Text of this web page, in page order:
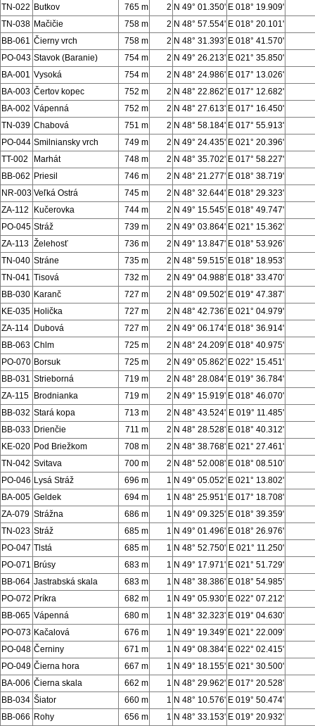
TN-022 Butkov 765 m 2 N 49° 01.350' E 018° 19.909'
TN-038 Mačičie 758 m 2 N 48° 57.554' E 018° 20.101'
BB-061 Čierny vrch 758 m 2 N 48° 31.393' E 018° 41.570'
PO-043 Stavok (Baranie) 754 m 2 N 49° 26.213' E 021° 35.850'
BA-001 Vysoká 754 m 2 N 48° 24.986' E 017° 13.026'
BA-003 Čertov kopec 752 m 2 N 48° 22.862' E 017° 12.682'
BA-002 Vápenná 752 m 2 N 48° 27.613' E 017° 16.450'
TN-039 Chabová 751 m 2 N 48° 58.184' E 017° 55.913'
PO-044 Smilniansky vrch 749 m 2 N 49° 24.435' E 021° 20.396'
TT-002
Marhát 748 m 2 N 48° 35.702' E 017° 58.227'
BB-062 Priesil 746 m 2 N 48° 21.277' E 018° 38.719'
NR-003 Veľká Ostrá 745 m 2 N 48° 32.644' E 018° 29.323'
ZA-112
Kučerovka 744 m 2 N 49° 15.545' E 018° 49.747'
PO-045 Stráž 739 m 2 N 49° 03.864' E 021° 15.362'
ZA-113 Želehosť 736 m 2 N 49° 13.847' E 018° 53.926'
TN-040 Stráne 735 m 2 N 48° 59.515' E 018° 18.953'
TN-041 Tisová 732 m 2 N 49° 04.988' E 018° 33.470'
BB-030 Karanč 727 m 2 N 48° 09.502' E 019° 47.387'
KE-035 Holička 727 m 2 N 48° 42.736' E 021° 04.979'
ZA-114
Dubová 727 m 2 N 49° 06.174' E 018° 36.914'
BB-063 Chlm 725 m 2 N 48° 24.209' E 018° 40.975'
PO-070 Borsuk 725 m 2 N 49° 05.862' E 022° 15.451'
BB-031 Strieborná 719 m 2 N 48° 28.084' E 019° 36.784'
ZA-115
Brodnianka 719 m 2 N 49° 15.919' E 018° 46.070'
BB-032 Stará kopa 713 m 2 N 48° 43.524' E 019° 11.485'
BB-033 Drienčie 711 m 2 N 48° 28.528' E 018° 40.312'
KE-020 Pod Briežkom 708 m 2 N 48° 38.768' E 021° 27.461'
TN-042 Svitava 700 m 2 N 48° 52.008' E 018° 08.510'
PO-046 Lysá Stráž 696 m 1 N 49° 05.052' E 021° 13.802'
BA-005 Geldek 694 m 1 N 48° 25.951' E 017° 18.708'
ZA-079 Strážna 686 m 1 N 49° 09.325' E 018° 39.359'
TN-023 Stráž 685 m 1 N 49° 01.496' E 018° 26.976'
PO-047 Tlstá 685 m 1 N 48° 52.750' E 021° 11.250'
PO-071 Brúsy 683 m 1 N 49° 17.971' E 021° 51.729'
BB-064 Jastrabská skala 683 m 1 N 48° 38.386' E 018° 54.985'
PO-072 Príkra 682 m 1 N 49° 05.930' E 022° 07.212'
BB-065 Vápenná 680 m 1 N 48° 32.323' E 019° 04.630'
PO-073 Kačalová 676 m 1 N 49° 19.349' E 021° 22.009'
PO-048 Černiny 671 m 1 N 49° 08.384' E 022° 02.415'
PO-049 Čierna hora 667 m 1 N 49° 18.155' E 021° 30.500'
BA-006 Čierna skala 662 m 1 N 48° 29.962' E 017° 20.528'
BB-034 Šiator 660 m 1 N 48° 10.576' E 019° 50.474'
BB-066 Rohy 656 m 1 N 48° 33.153' E 019° 20.932'